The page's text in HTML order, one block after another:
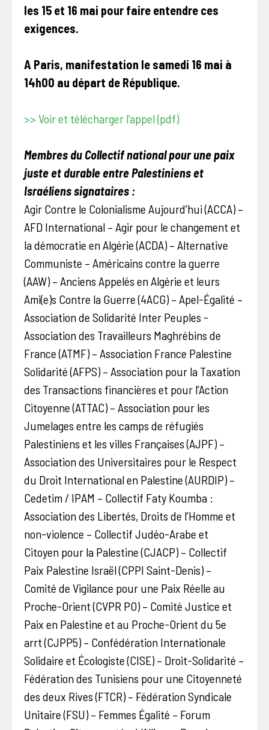
les 15 et 16 mai pour faire entendre ces
exigences.
A Paris, manifestation le samedi 16 mai à
14h00 au départ de République.
>> Voir et télécharger l’appel (pdf)
Membres du Collectif national pour une paix
juste et durable entre Palestiniens et
Israéliens signataires :
Agir Contre le Colonialisme Aujourd’hui (ACCA) –
AFD International – Agir pour le changement et
la démocratie en Algérie (ACDA) – Alternative
Communiste – Américains contre la guerre
(AAW) – Anciens Appelés en Algérie et leurs
Ami(e)s Contre la Guerre (4ACG) – Apel-Égalité –
Association de Solidarité Inter Peuples -
Association des Travailleurs Maghrébins de
France (ATMF) – Association France Palestine
Solidarité (AFPS) – Association pour la Taxation
des Transactions financières et pour l’Action
Citoyenne (ATTAC) – Association pour les
Jumelages entre les camps de réfugiés
Palestiniens et les villes Françaises (AJPF) –
Association des Universitaires pour le Respect
du Droit International en Palestine (AURDIP) –
Cedetim / IPAM – Collectif Faty Koumba :
Association des Libertés, Droits de l’Homme et
non-violence – Collectif Judéo-Arabe et
Citoyen pour la Palestine (CJACP) – Collectif
Paix Palestine Israël (CPPI Saint-Denis) –
Comité de Vigilance pour une Paix Réelle au
Proche-Orient (CVPR PO) – Comité Justice et
Paix en Palestine et au Proche-Orient du 5e
arrt (CJPP5) – Confédération Internationale
Solidaire et Écologiste (CISE) – Droit-Solidarité –
Fédération des Tunisiens pour une Citoyenneté
des deux Rives (FTCR) – Fédération Syndicale
Unitaire (FSU) – Femmes Égalité – Forum